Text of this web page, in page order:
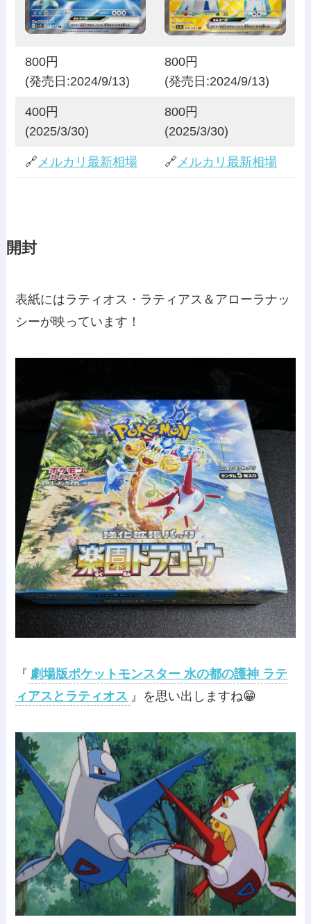
800円
(発売日:2024/9/13)
800円
(発売日:2024/9/13)
400円
(2025/3/30)
800円
(2025/3/30)
🔗メルカリ最新相場 🔗メルカリ最新相場
開封
表紙にはラティオス・ラティアス＆アローラナッ
シーが映っています！
『 劇場版ポケットモンスター 水の都の護神 ラテ
ィアスとラティオス 』を思い出しますね😁